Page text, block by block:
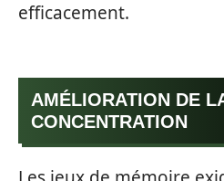
efficacement.
AMÉLIORATION DE
CONCENTRATION